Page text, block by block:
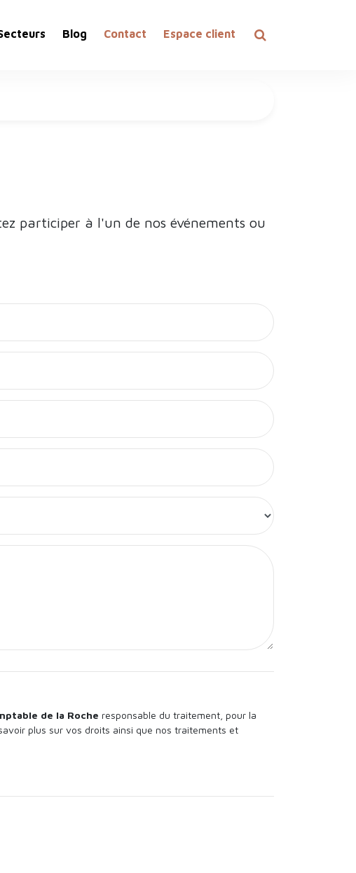
Blog Contact Espace client
participer à l'un de nos événements ou
de la Roche responsable du traitement, pour la
plus sur vos droits ainsi que nos traitements et